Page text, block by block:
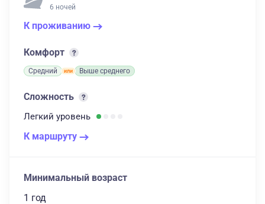
6 ночей
К проживанию
Комфорт
Средний Выше среднего
Сложность
Легкий уровень
К маршруту
Минимальный возраст
1 год